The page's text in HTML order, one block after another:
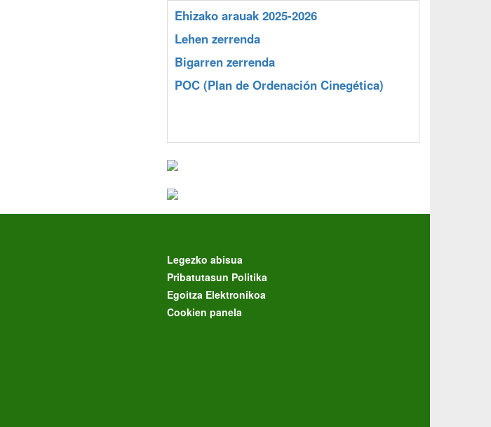
Ehizako arauak 2025-2026
Lehen zerrenda
Bigarren zerrenda
POC (Plan de Ordenación Cinegética)
Legezko abisua
Pribatutasun Politika
Egoitza Elektronikoa
Cookien panela